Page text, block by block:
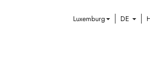
Luxemburg DE